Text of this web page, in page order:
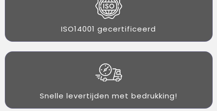
ISO14001 gecertificeerd
Snelle levertijden met bedrukking!